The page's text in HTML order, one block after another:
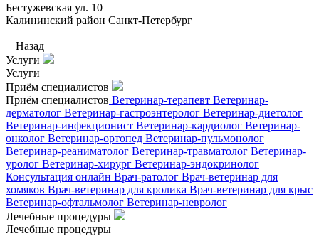
Бестужевская ул. 10
Калининский район Санкт-Петербург
Назад
Услуги
Услуги
Приём специалистов
Приём специалистов Ветеринар-терапевт Ветеринар-
дерматолог Ветеринар-гастроэнтеролог Ветеринар-диетолог
Ветеринар-инфекционист Ветеринар-кардиолог Ветеринар-
онколог Ветеринар-ортопед Ветеринар-пульмонолог
Ветеринар-реаниматолог Ветеринар-травматолог Ветеринар-
уролог Ветеринар-хирург Ветеринар-эндокринолог
Консультация онлайн Врач-ратолог Врач-ветеринар для
хомяков Врач-ветеринар для кролика Врач-ветеринар для крыс
Ветеринар-офтальмолог Ветеринар-невролог
Лечебные процедуры
Лечебные процедуры